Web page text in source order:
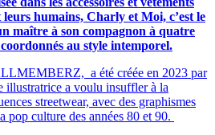
humains, Charly et Moi, c’est le
maître à son compagnon à quatre
au style intemporel.
a été créée en 2023 par
a voulu insuffler à la
streetwear, avec des graphismes
pop culture des années 80 et 90.